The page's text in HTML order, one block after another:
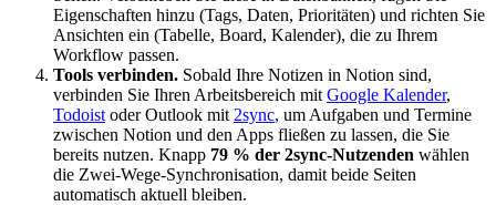
Eigenschaften hinzu (Tags, Daten, Prioritäten) und richten Sie
Ansichten ein (Tabelle, Board, Kalender), die zu Ihrem
Workflow passen.
Tools verbinden. Sobald Ihre Notizen in Notion sind,
verbinden Sie Ihren Arbeitsbereich mit Google Kalender,
Todoist oder Outlook mit 2sync, um Aufgaben und Termine
zwischen Notion und den Apps fließen zu lassen, die Sie
bereits nutzen. Knapp 79 % der 2sync-Nutzenden wählen
die Zwei-Wege-Synchronisation, damit beide Seiten
automatisch aktuell bleiben.